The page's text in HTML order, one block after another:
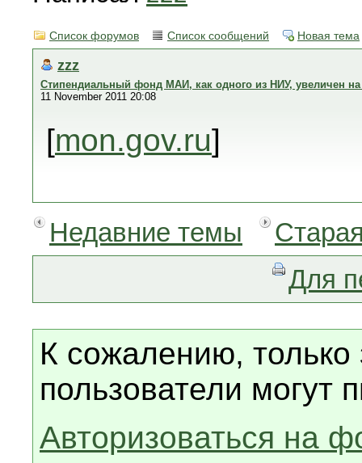
Список форумов Список сообщений Новая тема
zzz
Стипендиальный фонд МАИ, как одного из НИУ, увеличен на
11 November 2011 20:08
[mon.gov.ru]
Недавние темы
Для
К сожалению, только
пользователи могут
Авторизоваться на